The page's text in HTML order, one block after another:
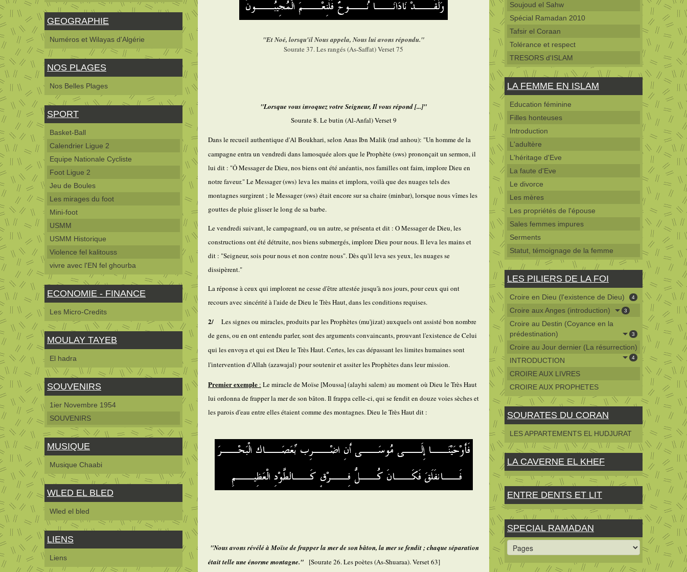
GEOGRAPHIE
Numéros et Wilayas d'Algérie
NOS PLAGES
Nos Belles Plages
SPORT
Basket-Ball
Calendrier Ligue 2
Equipe Nationale Cycliste
Foot Ligue 2
Jeu de Boules
Les mirages du foot
Mini-foot
USMM
USMM Historique
Violence fel kalitouss
vivre avec l'EN fel ghourba
ECONOMIE - FINANCE
Les Micro-Credits
MOULAY TAYEB
El hadra
SOUVENIRS
1ier Novembre 1954
SOUVENIRS
MUSIQUE
Musique Chaabi
WLED EL BLED
Wled el bled
LIENS
Liens
"Et Noé, lorsqu'il Nous appela, Nous lui avons répondu."
Sourate 37. Les rangés (As-Saffat) Verset 75
"Lorsque vous invoquez votre Seigneur, Il vous répond [...]"
Sourate 8. Le butin (Al-Anfal) Verset 9
Dans le recueil authentique d'Al Boukhari, selon Anas Ibn Malik (rad anhou): "Un homme de la
campagne entra un vendredi dans lamosquée alors que le Prophète (sws) prononçait un sermon, il
lui dit : "Ô Messager de Dieu, nos biens ont été anéantis, nos familles ont faim, implore Dieu en
notre faveur." Le Messager (sws) leva les mains et implora, voilà que des nuages tels des
montagnes surgirent ; le Messager (sws) était encore sur sa chaire (minbar), lorsque nous vîmes les
gouttes de pluie glisser le long de sa barbe.
Le vendredi suivant, le campagnard, ou un autre, se présenta et dit : O Messager de Dieu, les
constructions ont été détruite, nos biens submergés, implore Dieu pour nous. Il leva les mains et
dit : "Seigneur, sois pour nous et non contre nous". Dès qu'il leva ses yeux, les nuages se
dissipèrent."
La réponse à ceux qui implorent ne cesse d'être attestée jusqu'à nos jours, pour ceux qui ont
recours avec sincérité à l'aide de Dieu le Très Haut, dans les conditions requises.
2/
Les signes ou miracles, produits par les Prophètes (mu'jizat) auxquels ont assisté bon nombre
de gens, ou en ont entendu parler, sont des arguments convaincants, prouvant l'existence de Celui
qui les envoya et qui est Dieu le Très Haut. Certes, les cas dépassant les limites humaines sont
l'intervention d'Allah (azawajal) pour soutenir et assiter les Prophètes dans leur mission.
Premier exemple : Le miracle de Moïse [Moussa] (alayhi salem) au moment où Dieu le Très Haut
lui ordonna de frapper la mer de son bâton. Il frappa celle-ci, qui se fendit en douze voies sèches et
les parois d'eau entre elles étaient comme des montagnes. Dieu le Très Haut dit :
"Nous avons révélé à Moïse de frapper la mer de son bâton, la mer se fendit ; chaque séparation
était telle une énorme montagne." [Sourate 26. Les poètes (As-Shuaraa). Verset 63]
Soujoud el Sahw
Spécial Ramadan 2010
Tafsir el Coraan
Tolérance et respect
TRESORS d'ISLAM
LA FEMME EN ISLAM
Education féminine
Filles honteuses
Introduction
L'adultère
L'héritage d'Eve
La faute d'Eve
Le divorce
Les mères
Les propriétés de l'épouse
Sales femmes impures
Serments
Statut, témoignage de la femme
LES PILIERS DE LA FOI
Croire en Dieu (l'existence de Dieu) 4
Croire aux Anges (introduction) 3
Croire au Destin (Coyance en la
prédestination)
3
Croire au Jour dernier (La résurrection)
4
INTRODUCTION
CROIRE AUX LIVRES
CROIRE AUX PROPHETES
SOURATES DU CORAN
LES APPARTEMENTS EL HUDJURAT
LA CAVERNE EL KHEF
ENTRE DENTS ET LIT
SPECIAL RAMADAN